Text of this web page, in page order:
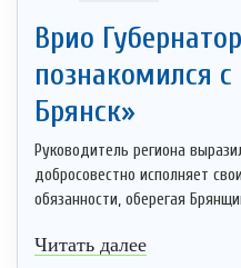
Врио
познакомился
Брянск»
Руководитель региона
добросовестно исполняет
обязанности, оберегая
Читать далее